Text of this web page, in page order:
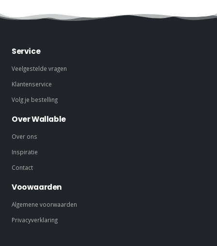
Service
Veelgestelde vragen
Klantenservice
Volg je bestelling
Over Wallable
Over ons
Inspiratie
Contact
Voowaarden
Algemene voorwaarden
Privacyverklaring